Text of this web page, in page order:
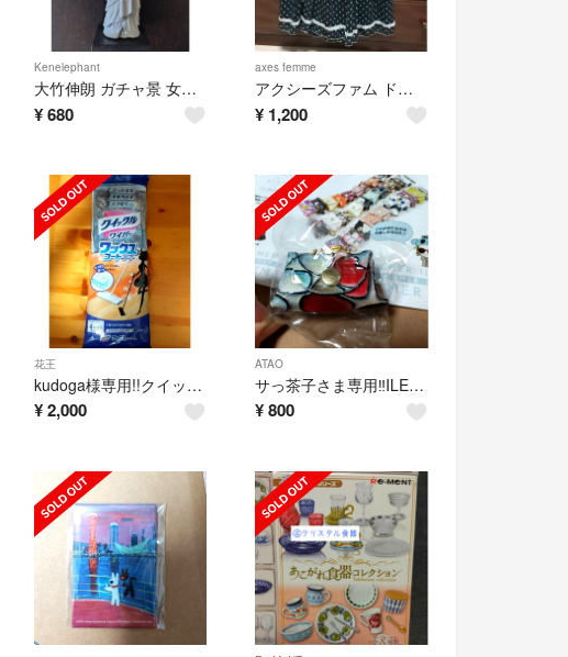
Kenelephant
大竹伸朗 ガチャ景 女神の自由〈直島・家プロジェクト〉
¥ 680
axes femme
アクシーズファム ドットスカート M
¥ 1,200
花王
kudoga様専用!!クイックルワイパー ワックスコートシート
¥ 2,000
ATAO
サっ茶子さま専用‼ILEMER アタオ ミニバッグ マルチカラーハート
¥800